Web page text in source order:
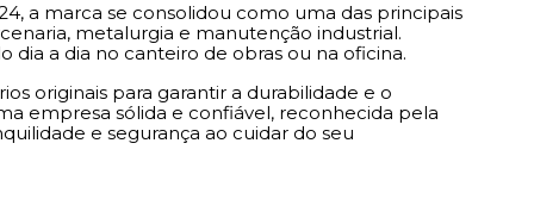
a marca se consolidou como uma das principais
metalurgia e manutenção industrial.
dia a dia no canteiro de obras ou na oficina.
originais para garantir a durabilidade e o
empresa sólida e confiável, reconhecida pela
e segurança ao cuidar do seu